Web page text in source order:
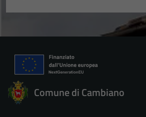
Comune di Cambiano